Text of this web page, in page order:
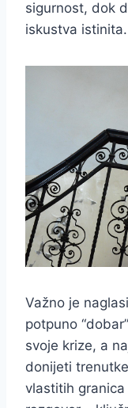
sigurnost, dok
iskustva istinita.
Važno je
potpuno
svoje krize, a
donijeti
vlastitih